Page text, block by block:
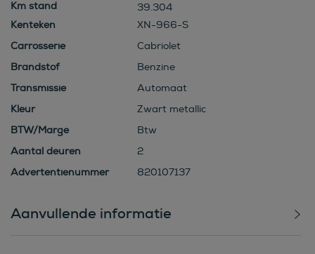
39.304
Kenteken
XN-966-S
Carrosserie
Cabriolet
Brandstof
Benzine
Transmissie
Automaat
Kleur
Zwart metallic
BTW/Marge
Btw
Aantal deuren
2
Advertentienummer
820107137
Aanvullende informatie